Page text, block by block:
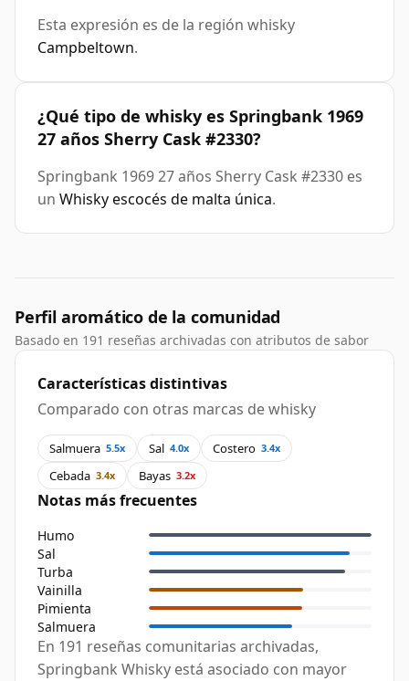
Esta expresión es de la región whisky
Campbeltown.
¿Qué tipo de whisky es Springbank 1969
27 años Sherry Cask #2330?
Springbank 1969 27 años Sherry Cask #2330 es
un Whisky escocés de malta única.
Perfil aromático de la comunidad
Basado en 191 reseñas archivadas con atributos de sabor
Características distintivas
Comparado con otras marcas de whisky
Salmuera 5.5x Sal 4.0x Costero 3.4x
Cebada 3.4x Bayas 3.2x
Notas más frecuentes
Humo
Sal
Turba
Vainilla
Pimienta
Salmuera
En 191 reseñas comunitarias archivadas,
Springbank Whisky está asociado con mayor